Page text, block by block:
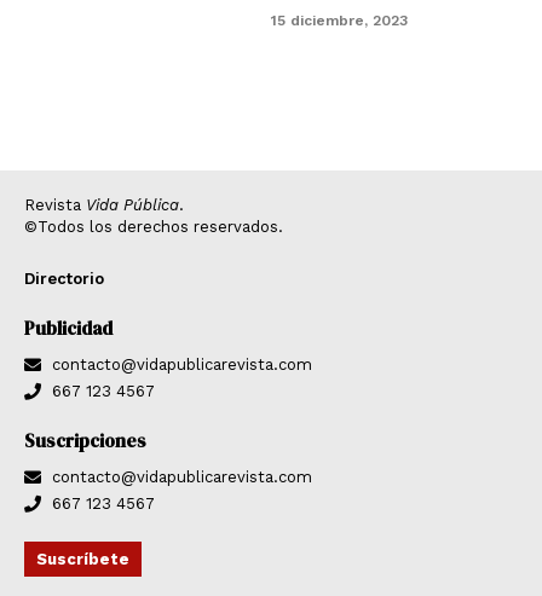
15 diciembre, 2023
Revista Vida Pública.
©Todos los derechos reservados.
Directorio
Publicidad
contacto@vidapublicarevista.com
667 123 4567
Suscripciones
contacto@vidapublicarevista.com
667 123 4567
Suscríbete